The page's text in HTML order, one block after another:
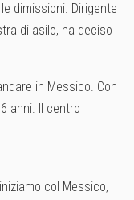
dimissioni. Dirigente
di asilo, ha deciso
in Messico. Con
anni. Il centro
col Messico,